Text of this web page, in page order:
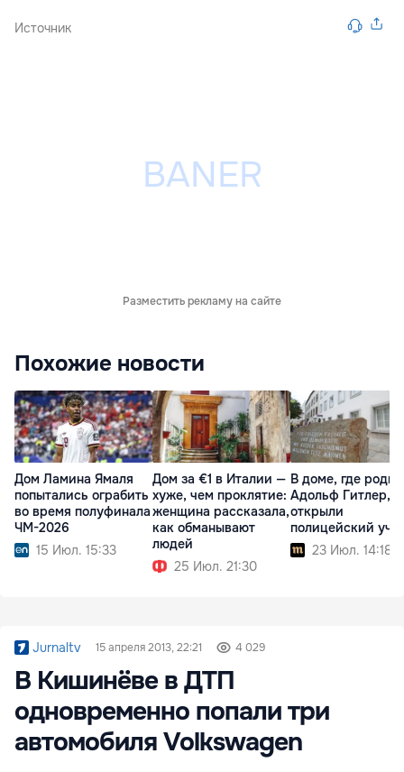
Источник
Разместить рекламу на сайте
Похожие новости
Дом Ламина Ямаля
попытались ограбить
во время полуфинала
ЧМ-2026
15 Июл. 15:33
Дом за €1 в Италии —
хуже, чем проклятие:
женщина рассказала,
как обманывают
людей
25 Июл. 21:30
В доме, где
Адольф Гитлер,
открыли
полицейский
23 Июл. 14:18
Jurnaltv 15 апреля 2013, 22:21 4 029
В Кишинёве в ДТП
одновременно попали три
автомобиля Volkswagen